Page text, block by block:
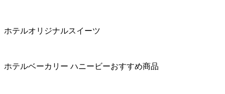
ホテルオリジナルスイーツ
ホテルベーカリー ハニービーおすすめ商品